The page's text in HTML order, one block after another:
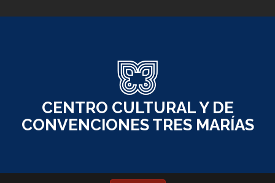
to
CENTRO CULTURAL Y DE
CONVENCIONES TRES MARÍAS